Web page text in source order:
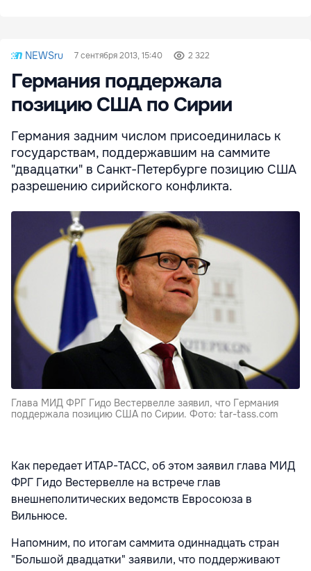
NEWSru 7 сентября 2013, 15:40 2 322
Германия поддержала
позицию США по Сирии
Германия задним числом присоединилась к
государствам, поддержавшим на саммите
"двадцатки" в Санкт-Петербурге позицию США
разрешению сирийского конфликта.
Глава МИД ФРГ Гидо Вестервелле заявил, что Германия
поддержала позицию США по Сирии. Фото: tar-tass.com
Как передает ИТАР-ТАСС, об этом заявил глава МИД
ФРГ Гидо Вестервелле на встрече глав
внешнеполитических ведомств Евросоюза в
Вильнюсе.
Напомним, по итогам саммита одиннадцать стран
"Большой двадцатки" заявили, что поддерживают